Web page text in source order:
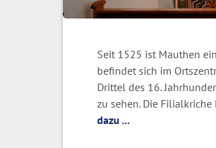
Seit 1525 ist Mauthen
befindet sich im
Drittel des 16.
zu sehen. Die
dazu ...